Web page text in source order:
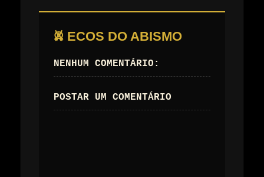
𖤙 ECOS DO ABISMO
NENHUM COMENTÁRIO:
POSTAR UM COMENTÁRIO